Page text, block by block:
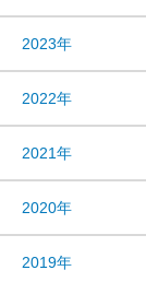
2023年
2022年
2021年
2020年
2019年